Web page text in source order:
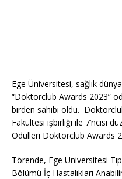
Ege Üniversitesi, sağlık
“Doktorclub Awards 2023”
birden sahibi oldu.
Fakültesi işbirliği ile 7’ncisi
Ödülleri Doktorclub Awards
Törende, Ege Üniversitesi
Bölümü İç Hastalıkları